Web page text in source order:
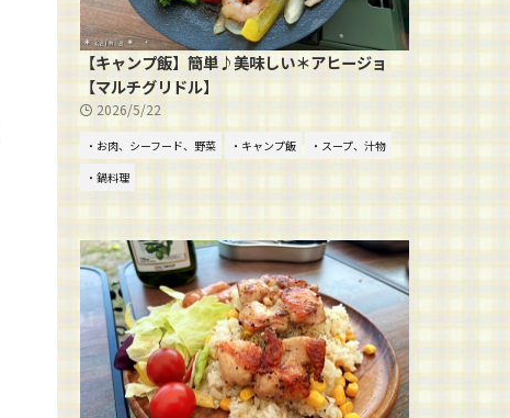
【キャンプ飯】簡単♪美味しい＊アヒージョ
【マルチグリドル】
2026/5/22
・お肉、シーフード、野菜 ・キャンプ飯
・スープ、汁物
・鍋料理